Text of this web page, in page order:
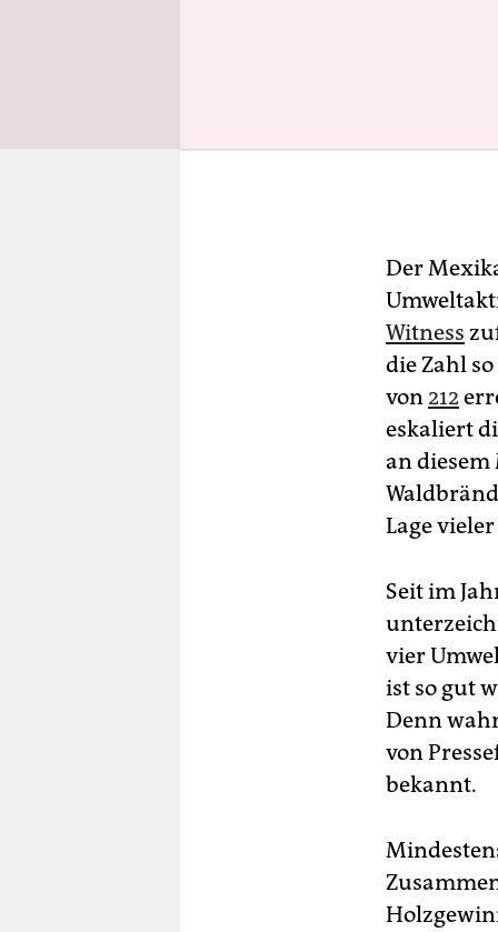
Der
Witness
die Zahl
von 212
eskaliert
an diesem
Lage
Seit im
vier
ist so gut
Denn
von
bekannt.